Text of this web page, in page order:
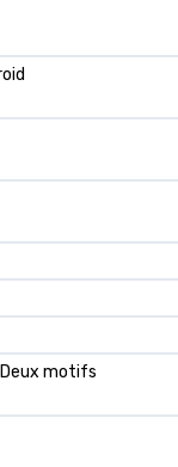
motifs